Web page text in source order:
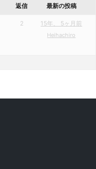
返信 最新の投稿
2 15年、 5ヶ月前
Heihachiro